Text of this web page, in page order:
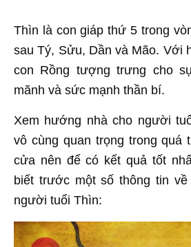
Thìn là con giáp thứ 5 trong
sau Tý, Sửu, Dần và Mão. Với
con Rồng tượng trưng cho
mãnh và sức mạnh thần bí.
Xem hướng nhà cho người
vô cùng quan trọng trong quá
cửa nên để có kết quả tốt
biết trước một số thông tin
người tuổi Thìn: